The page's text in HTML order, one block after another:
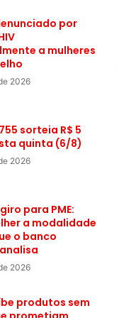
por
a mulheres
2026
sorteia R$ 5
quinta (6/8)
2026
para PME:
a modalidade
o banco
2026
produtos sem